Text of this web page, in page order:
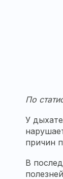
По
У
причин
В